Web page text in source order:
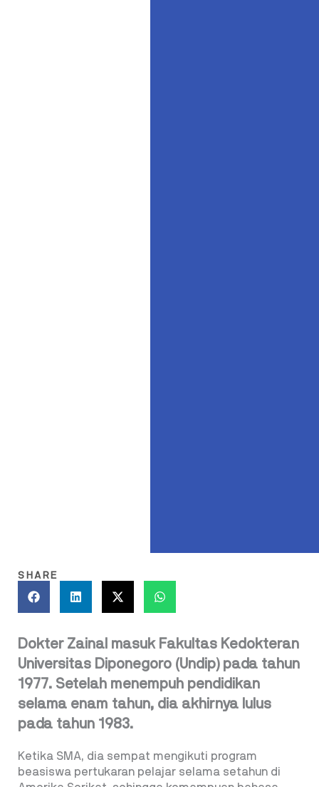
SHARE
Dokter Zainal masuk Fakultas Kedokteran
Universitas Diponegoro (Undip) pada tahun
1977. Setelah menempuh pendidikan
selama enam tahun, dia akhirnya lulus
pada tahun 1983.
Ketika SMA, dia sempat mengikuti program
beasiswa pertukaran pelajar selama setahun di